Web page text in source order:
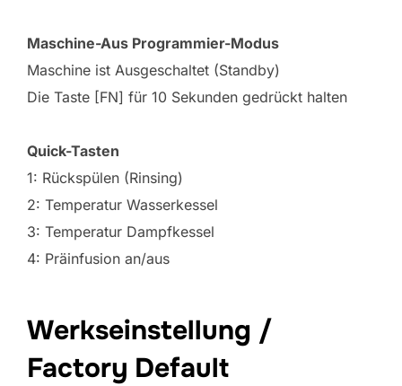
Maschine-Aus Programmier-Modus
Maschine ist Ausgeschaltet (Standby)
Die Taste [FN] für 10 Sekunden gedrückt halten
Quick-Tasten
1: Rückspülen (Rinsing)
2: Temperatur Wasserkessel
3: Temperatur Dampfkessel
4: Präinfusion an/aus
Werkseinstellung /
Factory Default